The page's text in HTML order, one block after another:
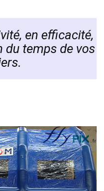
en efficacité,
du temps de vos